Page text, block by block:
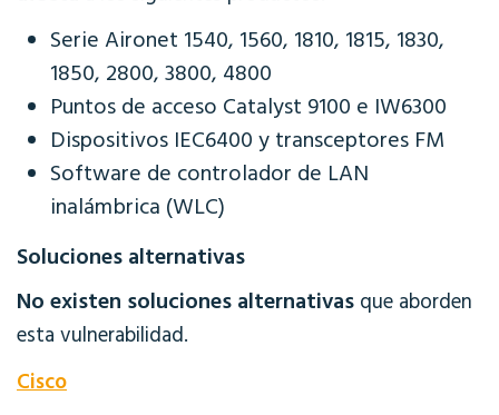
Serie Aironet 1540, 1560, 1810, 1815, 1830,
1850, 2800, 3800, 4800
Puntos de acceso Catalyst 9100 e IW6300
Dispositivos IEC6400 y transceptores FM
Software de controlador de LAN
inalámbrica (WLC)
Soluciones alternativas
No existen soluciones alternativas que aborden
esta vulnerabilidad.
Cisco